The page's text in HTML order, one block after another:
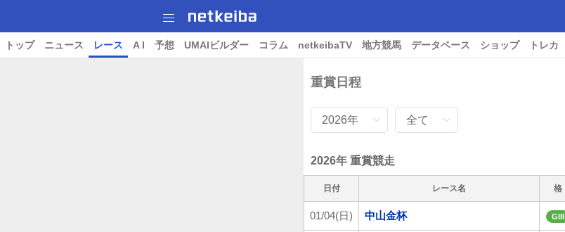
トップ ニュース レース A I 予想 UMAIビルダー コラム netkeibaTV 地方競馬 データベース ショップ トレカ
重賞日程
2026年 重賞競走
日付 レース名 格
01/04(日) 中山金杯 GIII